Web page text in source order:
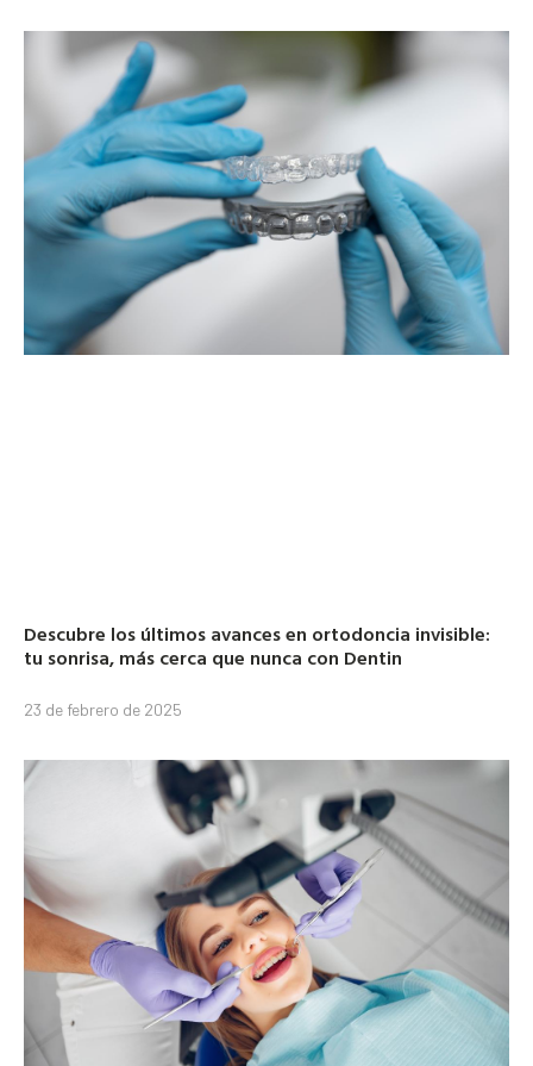
Descubre los últimos avances en ortodoncia invisible:
tu sonrisa, más cerca que nunca con Dentin
23 de febrero de 2025